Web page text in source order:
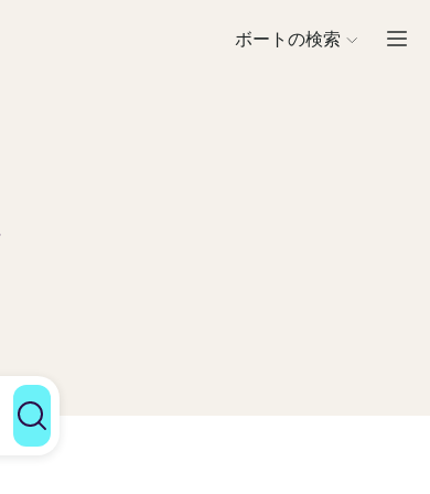
ボートの検索